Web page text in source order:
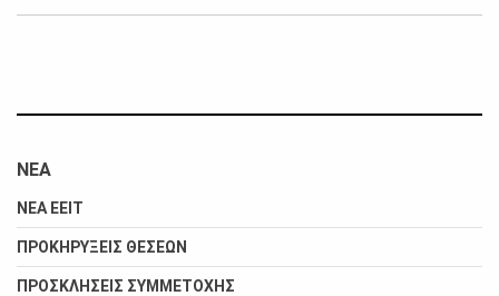
ΝΕΑ
ΝΕΑ ΕΕΙΤ
ΠΡΟΚΗΡΥΞΕΙΣ ΘΕΣΕΩΝ
ΠΡΟΣΚΛΗΣΕΙΣ ΣΥΜΜΕΤΟΧΗΣ